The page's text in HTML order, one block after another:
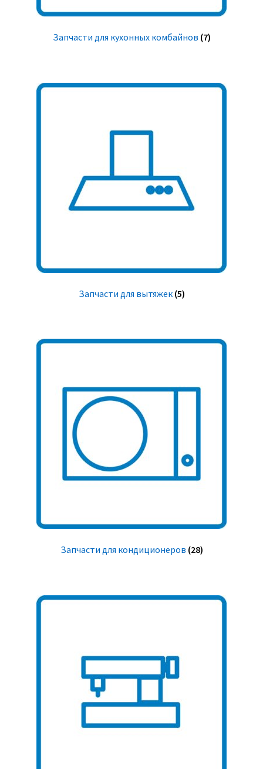
Запчасти для кухонных комбайнов (7)
Запчасти для вытяжек (5)
Запчасти для кондиционеров (28)